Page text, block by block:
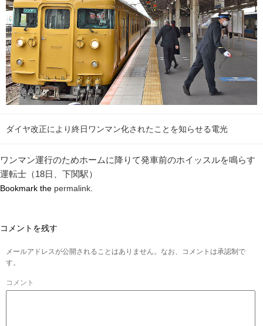
ダイヤ改正により終日ワンマン化されたことを知らせる電光
ワンマン運行のためホームに降りて発車前のホイッスルを鳴らす
運転士（18日、下関駅）
Bookmark the permalink
コメントを残す
メールアドレスが公開されることはありません。なお、コメントは承認制で
す。
コメント